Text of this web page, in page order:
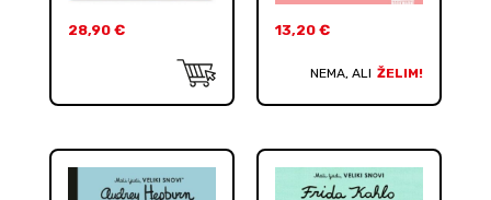
28,90 € 13,20 €
NEMA, ALI ŽELIM!